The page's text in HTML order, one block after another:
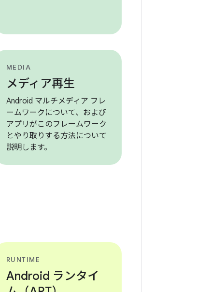
MEDIA
メディア再生
Android マルチメディア フレ
ームワークについて、および
アプリがこのフレームワーク
とやり取りする方法について
説明します。
RUNTIME
Android ランタイ